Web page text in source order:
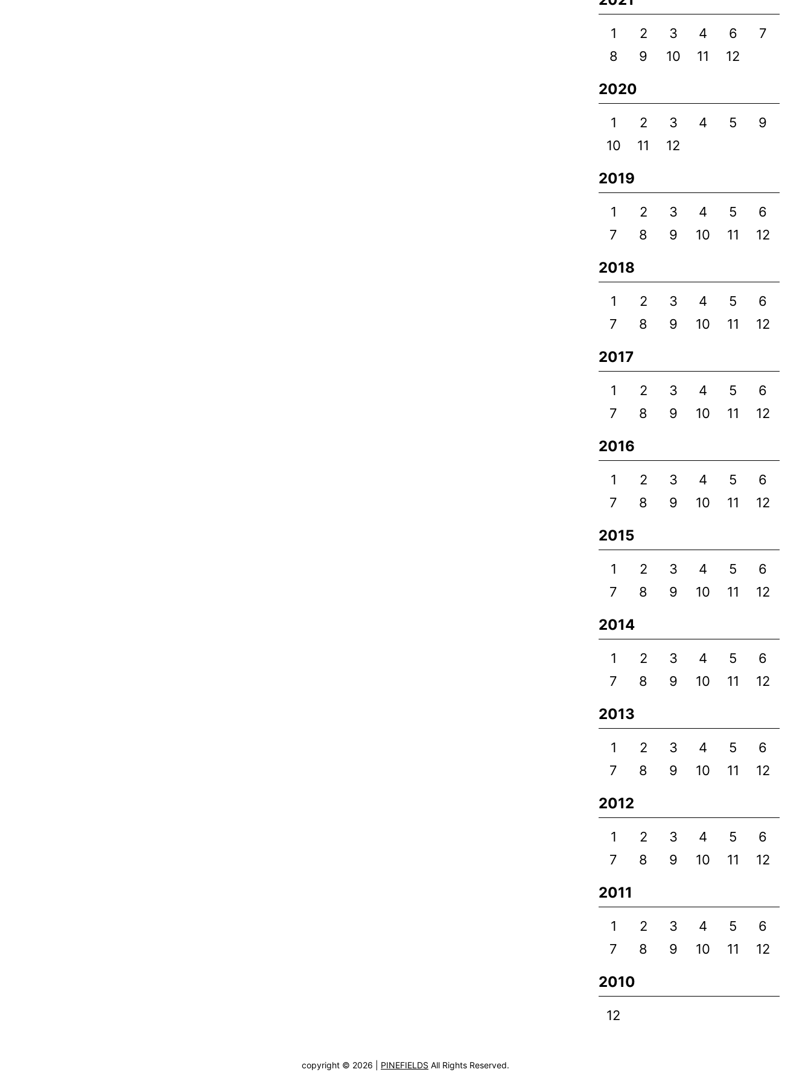
1 2 3 4 6
7
8
9 10 11 12
2020
1 2 3 4 5
9
10
11 12
2019
1 2 3 4 5
6
7
8 9 10 11 12
2018
1 2 3 4 5
6
7
8 9 10 11 12
2017
1 2 3 4 5
6
7
8 9 10 11 12
2016
1 2 3 4 5
6
7
8 9 10 11 12
2015
1 2 3 4 5
6
7
8 9 10 11 12
2014
1 2 3 4 5
6
7
8 9 10 11 12
2013
1 2 3 4 5
6
7
8 9 10 11 12
2012
1 2 3 4 5
6
7
8 9 10 11 12
2011
1 2 3 4 5
6
7
8 9 10 11 12
2010
12
copyright © 2026 | PINEFIELDS All Rights Reserved.